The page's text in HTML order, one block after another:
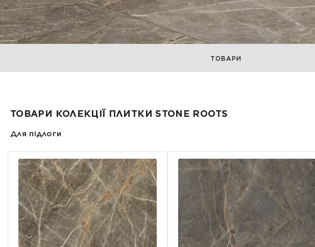
ТОВАРИ
ТОВАРИ КОЛЕКЦІЇ ПЛИТКИ STONE ROOTS
Для підлоги